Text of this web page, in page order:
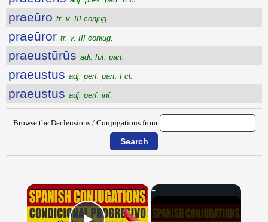
praeūro tr. v. III conjug.
praeūror tr. v. III conjug.
praeustūrūs adj. fut. part.
praeustus adj. perf. part. I cl.
praeustus adj. perf. inf.
Browse the Declensions / Conjugations from:
×